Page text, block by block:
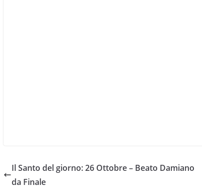
Il Santo del giorno: 26 Ottobre – Beato Damiano
da Finale